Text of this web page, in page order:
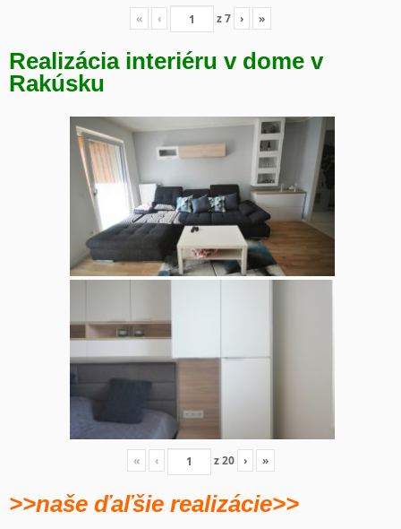
« ‹ z7 › »
Realizácia interiéru v dome v
Rakúsku
« ‹ z20 › »
>>naše ďaľšie realizácie>>